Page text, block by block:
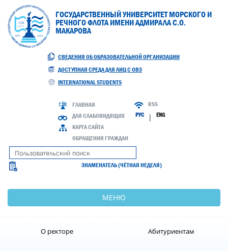
ГОСУДАРСТВЕННЫЙ УНИВЕРСИТЕТ МОРСКОГО И
РЕЧНОГО ФЛОТА ИМЕНИ АДМИРАЛА С.О.
МАКАРОВА
СВЕДЕНИЯ ОБ ОБРАЗОВАТЕЛЬНОЙ ОРГАНИЗАЦИИ
ДОСТУПНАЯ СРЕДА ДЛЯ ЛИЦ С ОВЗ
INTERNATIONAL STUDENTS
ГЛАВНАЯ
ДЛЯ СЛАБОВИДЯЩИХ
КАРТА САЙТА
ОБРАЩЕНИЯ ГРАЖДАН
RSS
РУС | ENG
ЗНАМЕНАТЕЛЬ (ЧЁТНАЯ НЕДЕЛЯ)
МЕНЮ
О ректоре Абитуриентам